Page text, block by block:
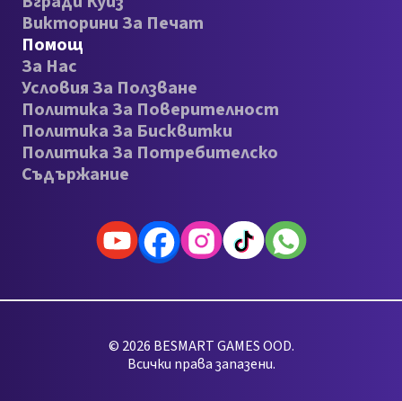
Викторини За Печат
Помощ
За Нас
Условия За Ползване
Политика За Поверителност
Политика За Бисквитки
Политика За Потребителско
Съдържание
© 2026 BESMART GAMES OOD.
Всички права запазени.